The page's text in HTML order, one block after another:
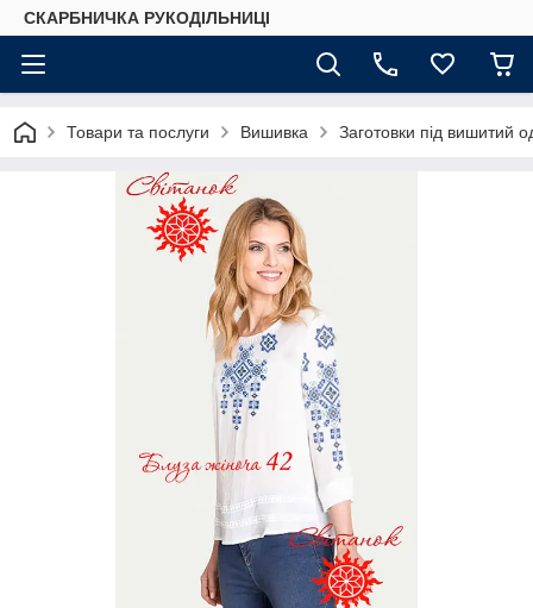
СКАРБНИЧКА РУКОДІЛЬНИЦІ
Товари та послуги Вишивка Заготовки під вишитий